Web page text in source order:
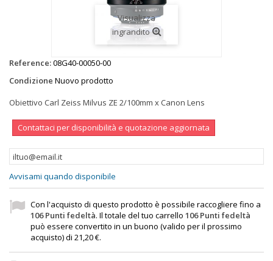
Visualizza
ingrandito
Reference:08G40-00050-00
Condizione Nuovo prodotto
Obiettivo Carl Zeiss Milvus ZE 2/100mm x Canon Lens
Contattaci per disponibilità e quotazione aggiornata
Avvisami quando disponibile
Con l'acquisto di questo prodotto è possibile raccogliere fino a
106Punti fedeltà. Il totale del tuo carrello 106Punti fedeltà
può essere convertito in un buono (valido per il prossimo
acquisto) di 21,20 €.